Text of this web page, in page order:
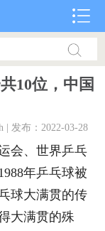
10位，中国
| 发布：2022-03-28
会、世界乒乓
年乒乓球被
球大满贯的传
大满贯的殊